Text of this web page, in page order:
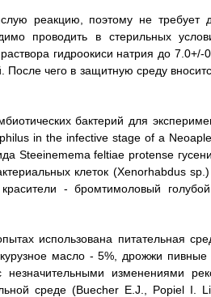
реакцию, поэтому не требует
проводить в стерильных
гидроокиси натрия до
чего в защитную среду
бактерий для
in the infective stage of a
Steeinemema feltiae protense
клеток (Xenorhabdus
- бромтимоловый
использована питательная
масло - 5%, дрожжи
изменениями
среде (Buecher E.J., Popiel